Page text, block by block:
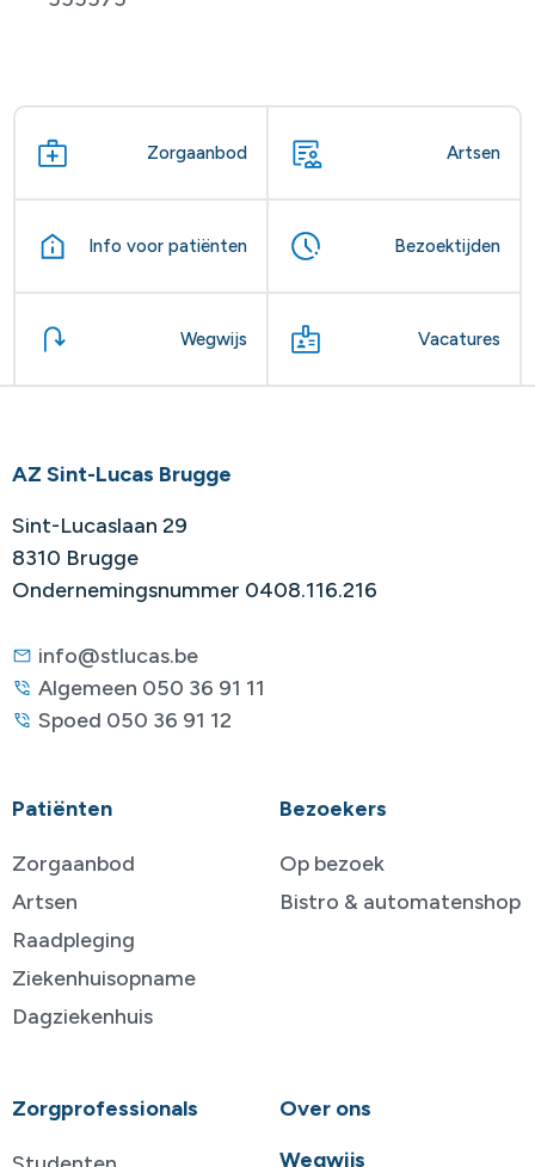
Zorgaanbod Artsen
Info voor patiënten Bezoektijden
Wegwijs Vacatures
AZ Sint-Lucas Brugge
Sint-Lucaslaan 29
8310 Brugge
Ondernemingsnummer 0408.116.216
info@stlucas.be
Algemeen 050 36 91 11
Spoed 050 36 91 12
Patiënten
Zorgaanbod
Artsen
Raadpleging
Ziekenhuisopname
Dagziekenhuis
Bezoekers
Op bezoek
Bistro & automatenshop
Zorgprofessionals
Over ons
Wegwijs